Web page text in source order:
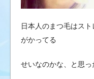
日本人のまつ毛はス
がかってる
せいなのかな、と思っ